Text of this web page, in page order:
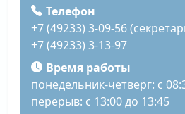
Телефон
+7 (49233) 3-09-56
+7 (49233) 3-13-97
Время работы
понедельник-четверг: с
перерыв: с 13:00 до 13:45